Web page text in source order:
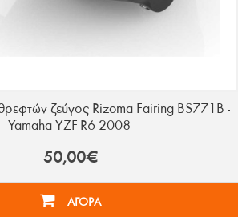
ζεύγος Rizoma Fairing BS771B -
Yamaha YZF-R6 2008-
50,00€
ΑΓΟΡΑ